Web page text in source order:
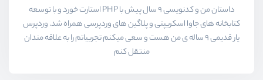
داستان من و کدنویسی 9 سال پیش با PHP استارت خورد و با توسعه
کتابخانه های جاوا اسکریپتی و پلاگین های وردپرسی همراه شد. وردپرس
یار قدیمی 9 ساله ی من هست و سعی میکنم تجربیاتم را به علاقه مندان
منتقل کنم